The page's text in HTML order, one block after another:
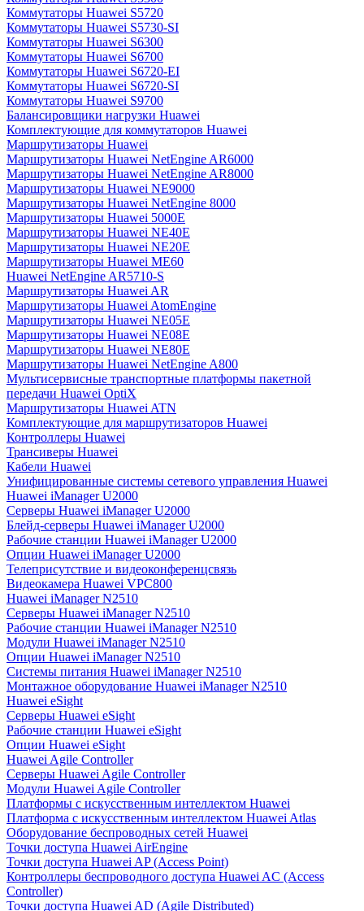
Коммутаторы Huawei S5720
Коммутаторы Huawei S5730-SI
Коммутаторы Huawei S6300
Коммутаторы Huawei S6700
Коммутаторы Huawei S6720-EI
Коммутаторы Huawei S6720-SI
Коммутаторы Huawei S9700
Балансировщики нагрузки Huawei
Комплектующие для коммутаторов Huawei
Маршрутизаторы Huawei
Маршрутизаторы Huawei NetEngine AR6000
Маршрутизаторы Huawei NetEngine AR8000
Маршрутизаторы Huawei NE9000
Маршрутизаторы Huawei NetEngine 8000
Маршрутизаторы Huawei 5000E
Маршрутизаторы Huawei NE40E
Маршрутизаторы Huawei NE20E
Маршрутизаторы Huawei ME60
Huawei NetEngine AR5710-S
Маршрутизаторы Huawei AR
Маршрутизаторы Huawei AtomEngine
Маршрутизаторы Huawei NE05E
Маршрутизаторы Huawei NE08E
Маршрутизаторы Huawei NE80E
Маршрутизаторы Huawei NetEngine A800
Мультисервисные транспортные платформы пакетной
передачи Huawei OptiX
Маршрутизаторы Huawei ATN
Комплектующие для маршрутизаторов Huawei
Контроллеры Huawei
Трансиверы Huawei
Кабели Huawei
Унифицированные системы сетевого управления Huawei
Huawei iManager U2000
Серверы Huawei iManager U2000
Блейд-серверы Huawei iManager U2000
Рабочие станции Huawei iManager U2000
Опции Huawei iManager U2000
Телеприсутствие и видеоконференцсвязь
Видеокамера Huawei VPC800
Huawei iManager N2510
Серверы Huawei iManager N2510
Рабочие станции Huawei iManager N2510
Модули Huawei iManager N2510
Опции Huawei iManager N2510
Системы питания Huawei iManager N2510
Монтажное оборудование Huawei iManager N2510
Huawei eSight
Серверы Huawei eSight
Рабочие станции Huawei eSight
Опции Huawei eSight
Huawei Agile Controller
Серверы Huawei Agile Controller
Модули Huawei Agile Controller
Платформы с искусственным интеллектом Huawei
Платформа с искусственным интеллектом Huawei Atlas
Оборудование беспроводных сетей Huawei
Точки доступа Huawei AirEngine
Точки доступа Huawei AP (Access Point)
Контроллеры беспроводного доступа Huawei AC (Access
Controller)
Точки доступа Huawei AD (Agile Distributed)